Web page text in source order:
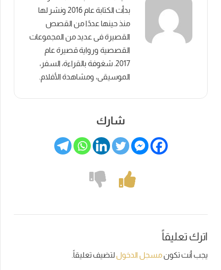
بدأت الكتابة عام 2016 ونشر لها
منذ حينها عددًا من القصص
القصيرة فى عديد من المجموعات
القصصية ورواية قصيرة عام
2017. شغوفة بالقراءة، السفر،
الموسيقى، ومشاهدة الأفلام.
شارك
اترك تعليقاً
يجب أنت تكونمسجل الدخوللتضيف تعليقاً.